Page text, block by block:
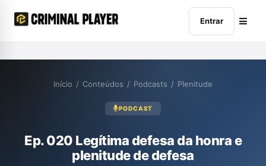
Entrar
Início / Conteúdos / Podcasts / Plenitude
PODCAST
Ep. 020 Legítima defesa da honra e
plenitude de defesa